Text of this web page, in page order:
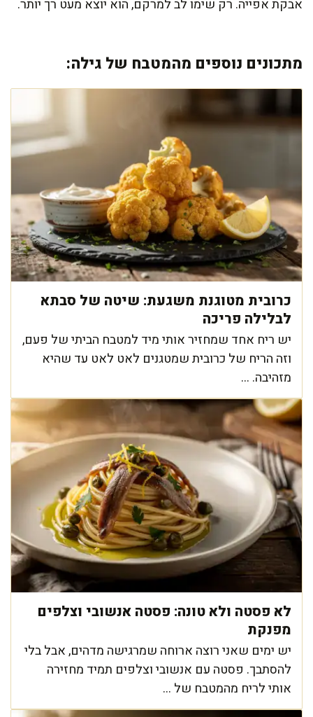
אבקת אפייה. רק שימו לב למרקם, הוא יוצא מעט רך יותר.
מתכונים נוספים מהמטבח של גילה:
כרובית מטוגנת משגעת: שיטה של סבתא
לבלילה פריכה
יש ריח אחד שמחזיר אותי מיד למטבח הביתי של פעם,
וזה הריח של כרובית שמטגנים לאט לאט עד שהיא
מזהיבה. ...
לא פסטה ולא טונה: פסטה אנשובי וצלפים
מפנקת
יש ימים שאני רוצה ארוחה שמרגישה מדהים, אבל בלי
להסתבך. פסטה עם אנשובי וצלפים תמיד מחזירה
אותי לריח מהמטבח של ...